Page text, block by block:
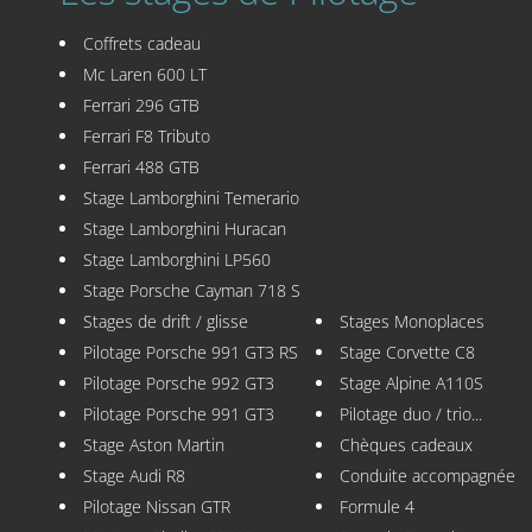
Coffrets cadeau
Mc Laren 600 LT
Ferrari 296 GTB
Ferrari F8 Tributo
Ferrari 488 GTB
Stage Lamborghini Temerario
Stage Lamborghini Huracan
Stage Lamborghini LP560
Stage Porsche Cayman 718 S
Stages de drift / glisse
Pilotage Porsche 991 GT3 RS
Pilotage Porsche 992 GT3
Pilotage Porsche 991 GT3
Stage Aston Martin
Stage Audi R8
Pilotage Nissan GTR
Stages Monoplaces
Stage Corvette C8
Stage Alpine A110S
Pilotage duo / trio...
Chèques cadeaux
Conduite accompagnée
Formule 4